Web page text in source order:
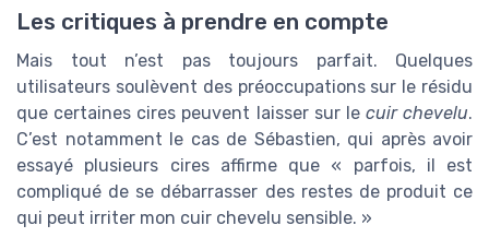
Les critiques à prendre en compte
Mais tout n’est pas toujours parfait. Quelques
utilisateurs soulèvent des préoccupations sur le résidu
que certaines cires peuvent laisser sur le cuir chevelu.
C’est notamment le cas de Sébastien, qui après avoir
essayé plusieurs cires affirme que « parfois, il est
compliqué de se débarrasser des restes de produit ce
qui peut irriter mon cuir chevelu sensible. »